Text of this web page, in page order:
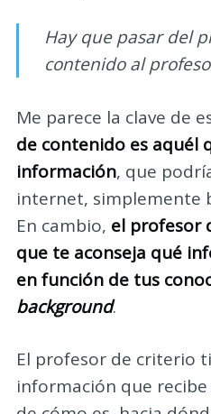
Hay que pasar del
contenido al
Me parece la clave de
de contenido es aquél
información, que
internet, simplemente
En cambio, el profesor
que te aconseja qué
en función de tus
background.
El profesor de criterio
información que